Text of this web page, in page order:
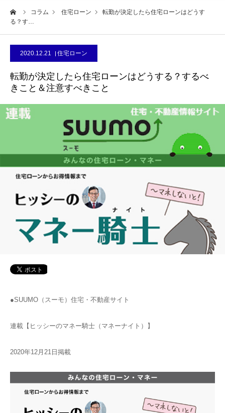
コラム 住宅ローン
転勤が決定したら住宅ローンはどうす
る？す…
2020.12.21 住宅ローン
転勤が決定したら住宅ローンはどうする？するべ
きこと＆注意すべきこと
●SUUMO（スーモ）住宅・不動産サイト
連載【ヒッシーのマネー騎士（マネーナイト）】
2020年12月21日掲載